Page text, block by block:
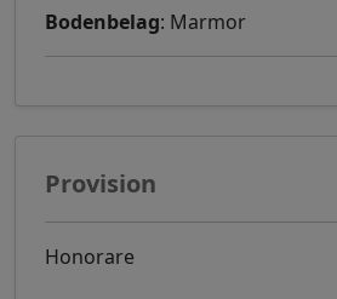
Bodenbelag: Marmor
Provision
Honorare